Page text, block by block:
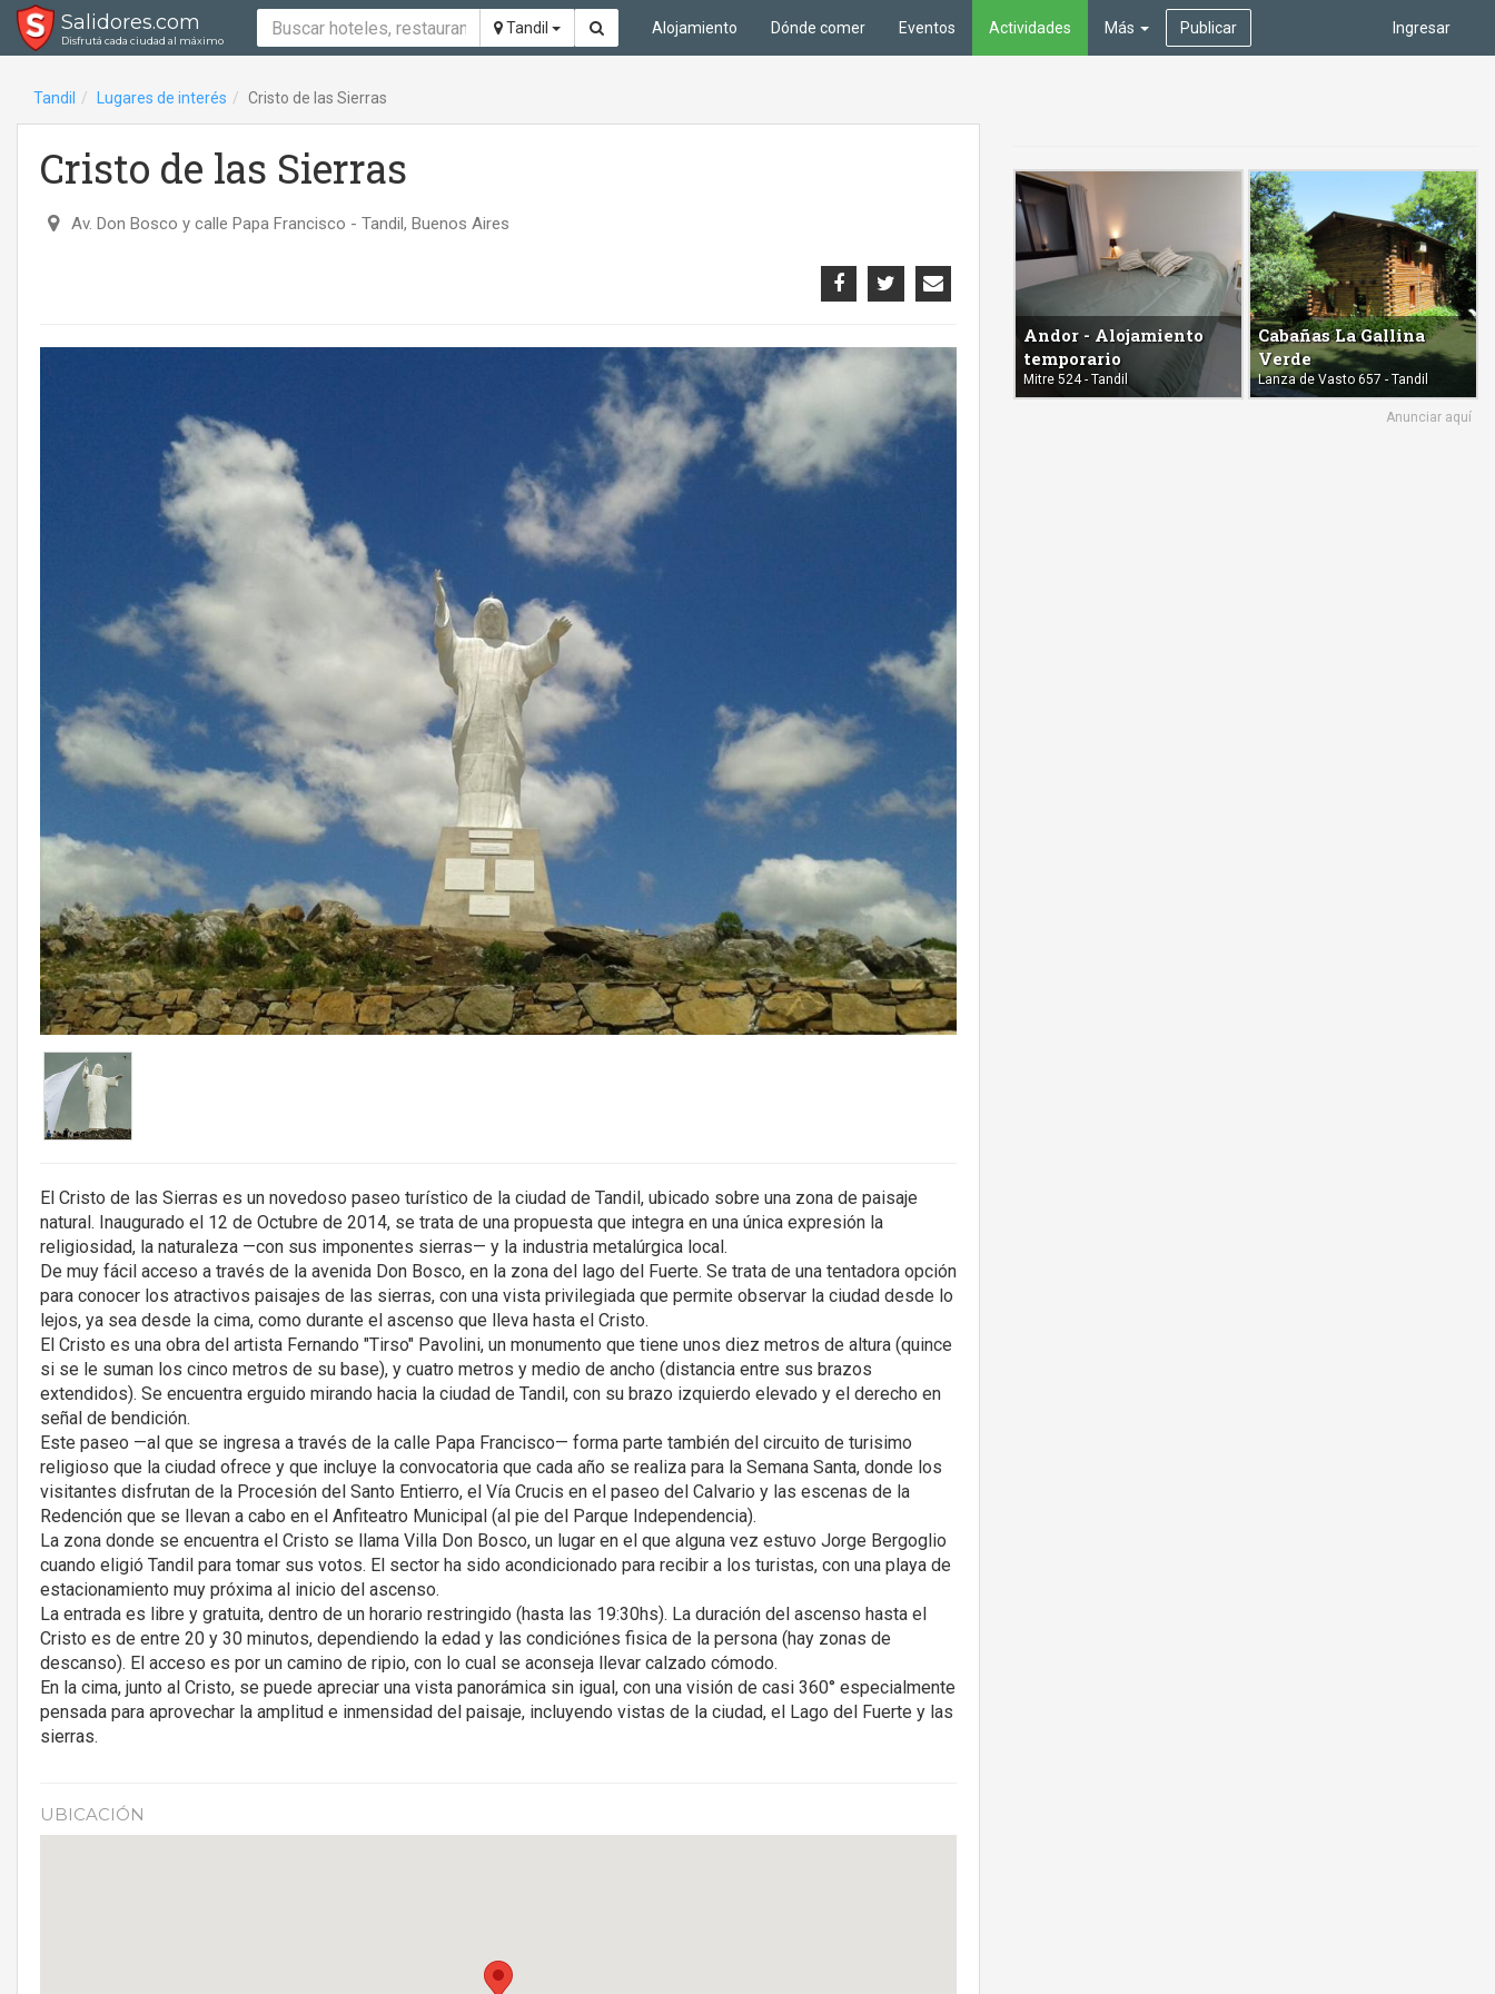
Salidores.com
Disfrutá cada ciudad al máximo
Tandil Ingresar
Alojamiento Dónde comer Eventos Actividades Más Publicar
Tandil Lugares de interés Cristo de las Sierras
Cristo de las Sierras
Av. Don Bosco y calle Papa Francisco - Tandil, Buenos Aires
El Cristo de las Sierras es un novedoso paseo turístico de la ciudad de Tandil, ubicado sobre una zona de paisaje
natural. Inaugurado el 12 de Octubre de 2014, se trata de una propuesta que integra en una única expresión la
religiosidad, la naturaleza —con sus imponentes sierras— y la industria metalúrgica local.
De muy fácil acceso a través de la avenida Don Bosco, en la zona del lago del Fuerte. Se trata de una tentadora opción
para conocer los atractivos paisajes de las sierras, con una vista privilegiada que permite observar la ciudad desde lo
lejos, ya sea desde la cima, como durante el ascenso que lleva hasta el Cristo.
El Cristo es una obra del artista Fernando "Tirso" Pavolini, un monumento que tiene unos diez metros de altura (quince
si se le suman los cinco metros de su base), y cuatro metros y medio de ancho (distancia entre sus brazos
extendidos). Se encuentra erguido mirando hacia la ciudad de Tandil, con su brazo izquierdo elevado y el derecho en
señal de bendición.
Este paseo —al que se ingresa a través de la calle Papa Francisco— forma parte también del circuito de turisimo
religioso que la ciudad ofrece y que incluye la convocatoria que cada año se realiza para la Semana Santa, donde los
visitantes disfrutan de la Procesión del Santo Entierro, el Vía Crucis en el paseo del Calvario y las escenas de la
Redención que se llevan a cabo en el Anfiteatro Municipal (al pie del Parque Independencia).
La zona donde se encuentra el Cristo se llama Villa Don Bosco, un lugar en el que alguna vez estuvo Jorge Bergoglio
cuando eligió Tandil para tomar sus votos. El sector ha sido acondicionado para recibir a los turistas, con una playa de
estacionamiento muy próxima al inicio del ascenso.
La entrada es libre y gratuita, dentro de un horario restringido (hasta las 19:30hs). La duración del ascenso hasta el
Cristo es de entre 20 y 30 minutos, dependiendo la edad y las condiciónes fisica de la persona (hay zonas de
descanso). El acceso es por un camino de ripio, con lo cual se aconseja llevar calzado cómodo.
En la cima, junto al Cristo, se puede apreciar una vista panorámica sin igual, con una visión de casi 360° especialmente
pensada para aprovechar la amplitud e inmensidad del paisaje, incluyendo vistas de la ciudad, el Lago del Fuerte y las
sierras.
UBICACIÓN
Andor - Alojamiento
temporario
Mitre 524 - Tandil
Cabañas La Gallina
Verde
Lanza de Vasto 657 - Tandil
Anunciar aquí